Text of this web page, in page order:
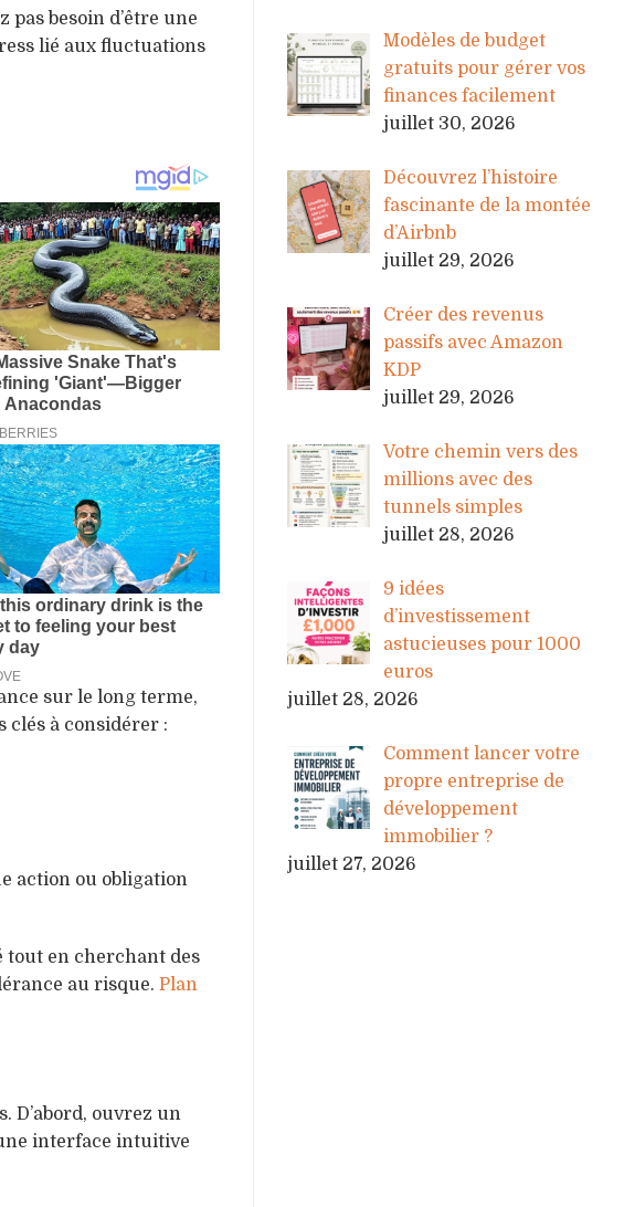
pas besoin d’être une
lié aux fluctuations
sur le long terme,
clés à considérer :
action ou obligation
tout en cherchant des
au risque. Plan
D’abord, ouvrez un
interface intuitive
Modèles de budget
gratuits pour gérer vos
finances facilement
juillet 30, 2026
Découvrez l’histoire
fascinante de la montée
d’Airbnb
juillet 29, 2026
Créer des revenus
passifs avec Amazon
KDP
juillet 29, 2026
Votre chemin vers des
millions avec des
tunnels simples
juillet 28, 2026
9 idées
d’investissement
astucieuses pour 1000
euros
juillet 28, 2026
Comment lancer votre
propre entreprise de
développement
immobilier ?
juillet 27, 2026